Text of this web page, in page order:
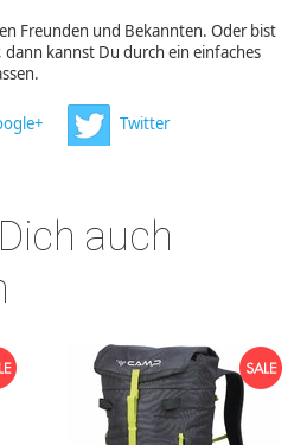
Freunden und Bekannten. Oder bist
kannst Du durch ein einfaches
Twitter
auch